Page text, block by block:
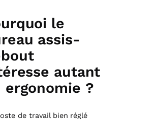
le
assis-
autant
ergonomie ?
de travail bien réglé